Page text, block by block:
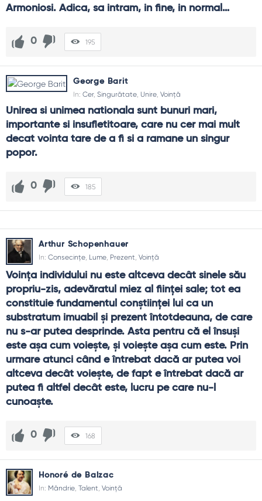
Armoniosi. Adica, sa intram, in fine, in normal…
0 195
George Barit
In: Cer, Singurătate, Unire, Voință
Unirea si unimea nationala sunt bunuri mari,
importante si insufletitoare, care nu cer mai mult
decat vointa tare de a fi si a ramane un singur
popor.
0 185
Arthur Schopenhauer
In: Consecințe, Lume, Prezent, Voință
Voinţa individului nu este altceva decât sinele său
propriu-zis, adevăratul miez al fiinţei sale; tot ea
constituie fundamentul conştiinţei lui ca un
substratum imuabil şi prezent întotdeauna, de care
nu s-ar putea desprinde. Asta pentru că el însuşi
este aşa cum voieşte, şi voieşte aşa cum este. Prin
urmare atunci când e întrebat dacă ar putea voi
altceva decât voieşte, de fapt e întrebat dacă ar
putea fi altfel decât este, lucru pe care nu-l
cunoaşte.
0 168
Honoré de Balzac
In: Mândrie, Talent, Voință